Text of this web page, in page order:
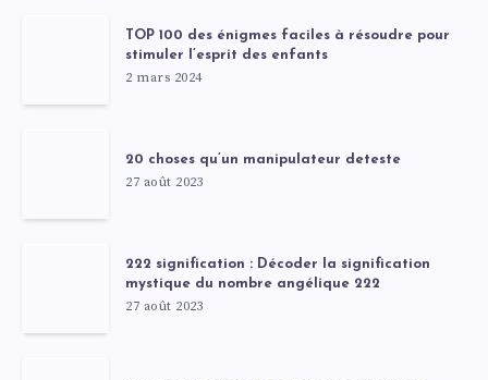
TOP 100 des énigmes faciles à résoudre pour
stimuler l’esprit des enfants
2 mars 2024
20 choses qu’un manipulateur deteste
27 août 2023
222 signification : Décoder la signification
mystique du nombre angélique 222
27 août 2023